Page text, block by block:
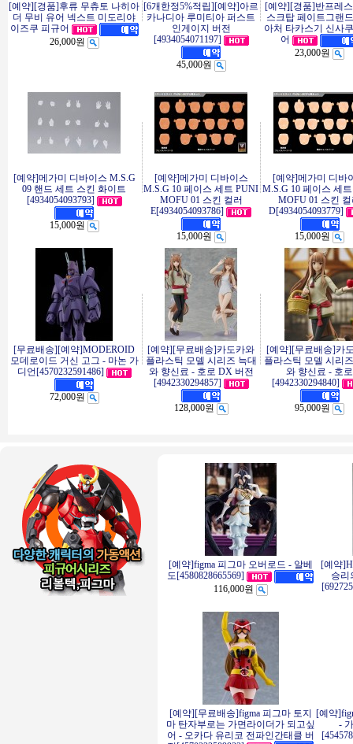
[예약][경품]후류 무츄토 나히아
더 무비 유어 넥스트 미도리야
이즈쿠 피규어
26,000원
[6개한정5%적립][예약]아르
카나디아 루미티아 퍼스트
인게이지 버전
[4934054071197]
45,000원
[예약][경품]반프레
스크탑 페이트그랜
아처 타카스기 신사
어
23,000원
[예약]메가미 디바이스 M.S.G
09 핸드 세트 스킨 화이트
[4934054093793]
15,000원
[예약]메가미 디바이스
M.S.G 10 페이스 세트 PUNI
MOFU 01 스킨 컬러
E[4934054093786]
15,000원
[예약]메가미 디바
M.S.G 10 페이스 세
MOFU 01 스킨
D[4934054093779]
15,000원
[무료배송][예약]MODEROID
모데로이드 거신 고그 - 마논 가
디언[4570232591486]
72,000원
[예약][무료배송]카도카와
플라스틱 모델 시리즈 늑대
와 향신료 - 호로 DX 버전
[4942330294857]
128,000원
[예약][무료배송]카
플라스틱 모델 시리
와 향신료 - 호로
[4942330294840]
95,000원
[예약]figma 피그마 오버로드 - 알베
도[4580828665569]
116,000원
[예약
승리
[예약][무료배송]figma 피그마 토지
마 탄자부로는 가면라이더가 되고싶
어 - 오카다 유리코 전파인간태클 버
[예약
-